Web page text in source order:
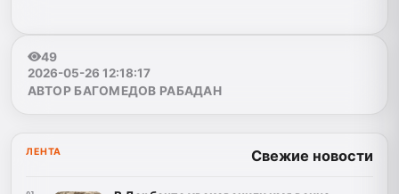
49
2026-05-26 12:18:17
АВТОР БАГОМЕДОВ РАБАДАН
ЛЕНТА Свежие новости